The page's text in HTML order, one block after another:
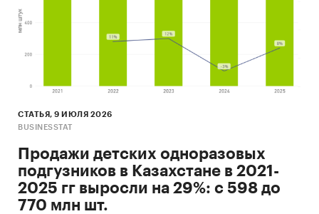
законодательные акты, таможенное и
тарифное регулирование
Период исследования
География исследования
Казахстан
СТАТЬЯ, 9 ИЮЛЯ 2026
BUSINESSTAT
Продажи детских одноразовых
подгузников в Казахстане в 2021-
2025 гг выросли на 29%: с 598 до
770 млн шт.